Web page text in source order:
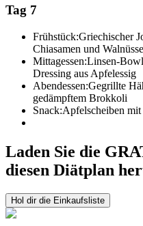
Tag 7
Frühstück:Griechischer
Chiasamen und
Mittagessen:Linsen-
Dressing aus Apfelessig
Abendessen:Gegrillte
gedämpftem Brokkoli
Snack:Apfelscheiben mit
Laden Sie die
diesen Diätplan
Hol dir die Einkaufsliste